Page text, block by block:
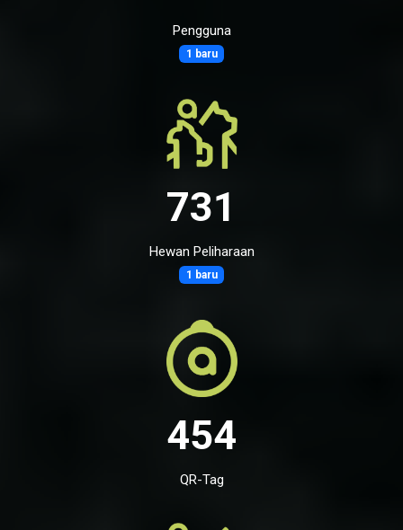
Pengguna
1 baru
731
Hewan Peliharaan
1 baru
454
QR-Tag